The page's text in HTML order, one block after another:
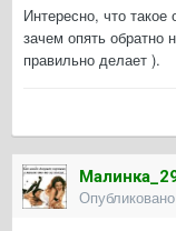
Интересно, что
зачем опять обратно
правильно делает ).
Опубликовано